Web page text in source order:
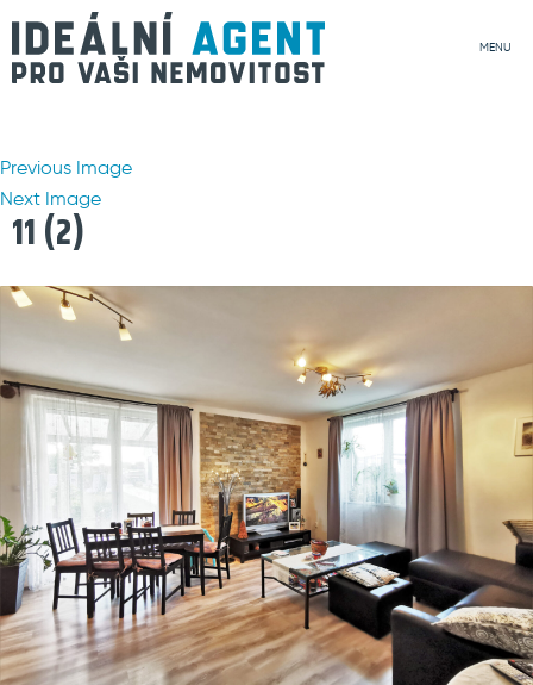
MENU
Previous Image
Next Image
11 (2)